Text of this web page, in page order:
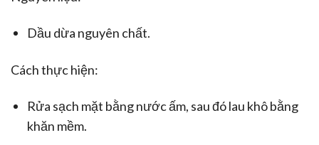
Dầu dừa nguyên chất.
Cách thực hiện:
Rửa sạch mặt bằng nước ấm, sau đó lau khô bằng
khăn mềm.